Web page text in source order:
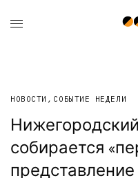
НОВОСТИ , СОБЫТИЕ НЕДЕЛИ
собирается